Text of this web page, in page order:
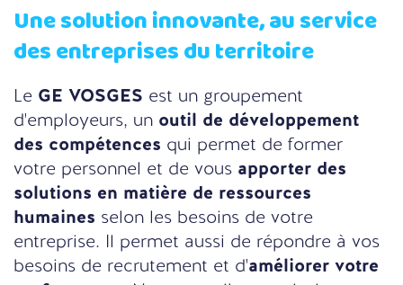
Une solution innovante, au service
des entreprises du territoire
Le GE VOSGES est un groupement
d'employeurs, un outil de développement
des compétences qui permet de former
votre personnel et de vous apporter des
solutions en matière de ressources
humaines selon les besoins de votre
entreprise. Il permet aussi de répondre à vos
besoins de recrutement et d'améliorer votre